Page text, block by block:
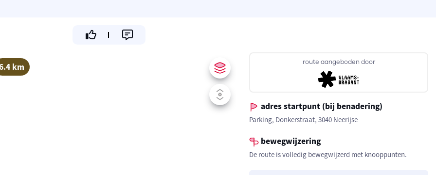
km route aangeboden door
adres startpunt (bij benadering)
Parking, Donkerstraat, 3040 Neerijse
bewegwijzering
De route is volledig bewegwijzerd met knooppunten.